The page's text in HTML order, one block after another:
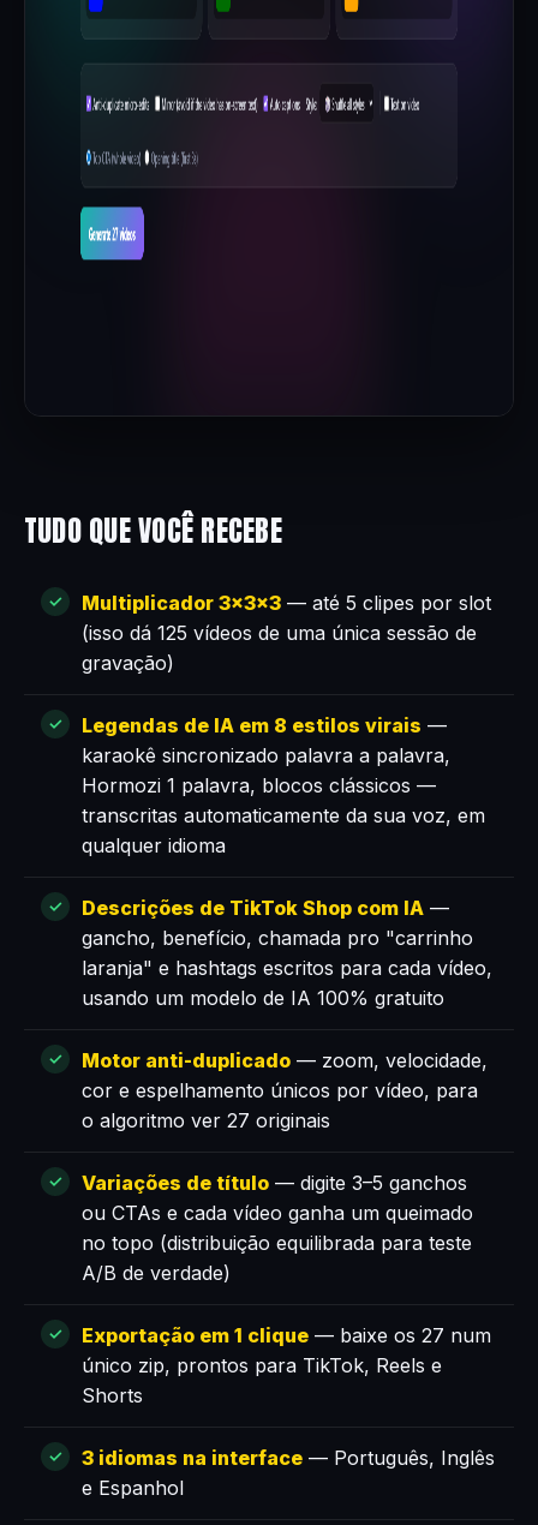
TUDO QUE VOCÊ RECEBE
Multiplicador 3×3×3 — até 5 clipes por slot
(isso dá 125 vídeos de uma única sessão de
gravação)
Legendas de IA em 8 estilos virais —
karaokê sincronizado palavra a palavra,
Hormozi 1 palavra, blocos clássicos —
transcritas automaticamente da sua voz, em
qualquer idioma
Descrições de TikTok Shop com IA —
gancho, benefício, chamada pro "carrinho
laranja" e hashtags escritos para cada vídeo,
usando um modelo de IA 100% gratuito
Motor anti-duplicado — zoom, velocidade,
cor e espelhamento únicos por vídeo, para
o algoritmo ver 27 originais
Variações de título — digite 3–5 ganchos
ou CTAs e cada vídeo ganha um queimado
no topo (distribuição equilibrada para teste
A/B de verdade)
Exportação em 1 clique — baixe os 27 num
único zip, prontos para TikTok, Reels e
Shorts
3 idiomas na interface — Português, Inglês
e Espanhol